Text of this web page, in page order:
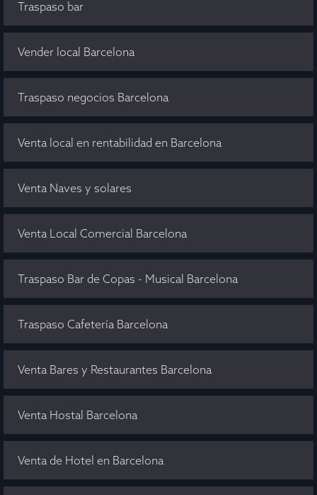
Traspaso bar
Vender local Barcelona
Traspaso negocios Barcelona
Venta local en rentabilidad en Barcelona
Venta Naves y solares
Venta Local Comercial Barcelona
Traspaso Bar de Copas - Musical Barcelona
Traspaso Cafetería Barcelona
Venta Bares y Restaurantes Barcelona
Venta Hostal Barcelona
Venta de Hotel en Barcelona